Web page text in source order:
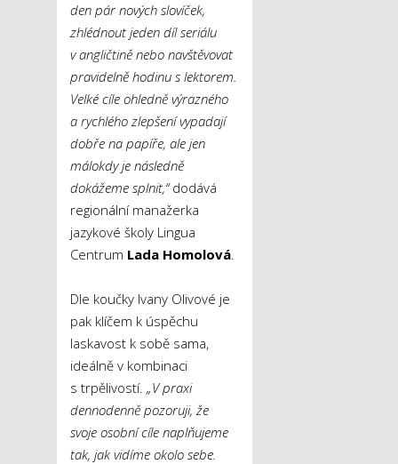
den pár nových slovíček,
zhlédnout jeden díl seriálu
v angličtině nebo navštěvovat
pravidelně hodinu s lektorem.
Velké cíle ohledně výrazného
a rychlého zlepšení vypadají
dobře na papíře, ale jen
málokdy je následně
dokážeme splnit,“dodává
regionální manažerka
jazykové školy Lingua
Centrum Lada Homolová
Dle koučky Ivany Olivové je
pak klíčem k úspěchu
laskavost k sobě sama,
ideálně v kombinaci
s trpělivostí. „V praxi
dennodenně pozoruji, že
svoje osobní cíle naplňujeme
tak, jak vidíme okolo sebe.